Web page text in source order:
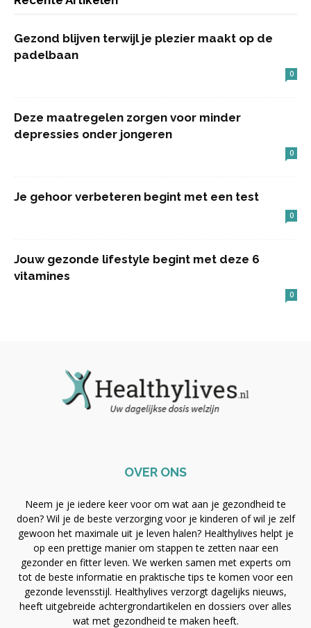
Gezond blijven terwijl je plezier maakt op de
padelbaan
0
Deze maatregelen zorgen voor minder
depressies onder jongeren
0
Je gehoor verbeteren begint met een test
0
Jouw gezonde lifestyle begint met deze 6
vitamines
0
OVER ONS
Neem je je iedere keer voor om wat aan je gezondheid te
doen? Wil je de beste verzorging voor je kinderen of wil je zelf
gewoon het maximale uit je leven halen? Healthylives helpt je
op een prettige manier om stappen te zetten naar een
gezonder en fitter leven. We werken samen met experts om
tot de beste informatie en praktische tips te komen voor een
gezonde levensstijl. Healthylives verzorgt dagelijks nieuws,
heeft uitgebreide achtergrondartikelen en dossiers over alles
wat met gezondheid te maken heeft.